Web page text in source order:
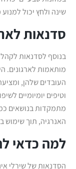
שינה ולחץ יכול למנוע
סדנאות
בנוסף לסדנאות
מותאמות לארגונים.
העובדים שלהן,
וטיפים יומיומיים
מתמקדות בנושאים
האנרגיה, תוך שימוש
למה כדאי
הסדנאות של שירלי